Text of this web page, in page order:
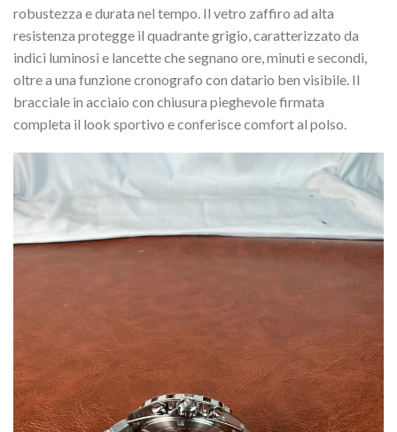
robustezza e durata nel tempo. Il vetro zaffiro ad alta
resistenza protegge il quadrante grigio, caratterizzato da
indici luminosi e lancette che segnano ore, minuti e secondi,
oltre a una funzione cronografo con datario ben visibile. Il
bracciale in acciaio con chiusura pieghevole firmata
completa il look sportivo e conferisce comfort al polso.